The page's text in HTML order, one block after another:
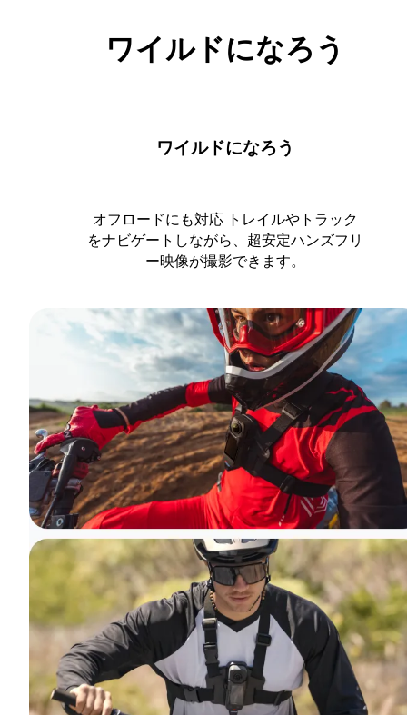
ワイルドになろう
ワイルドになろう
オフロードにも対応 トレイルやトラック
をナビゲートしながら、超安定ハンズフリ
ー映像が撮影できます。